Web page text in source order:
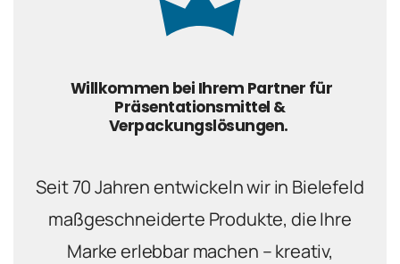
Willkommen bei Ihrem Partner für
Präsentationsmittel &
Verpackungslösungen.
Seit 70 Jahren entwickeln wir in Bielefeld
maßgeschneiderte Produkte, die Ihre
Marke erlebbar machen – kreativ,